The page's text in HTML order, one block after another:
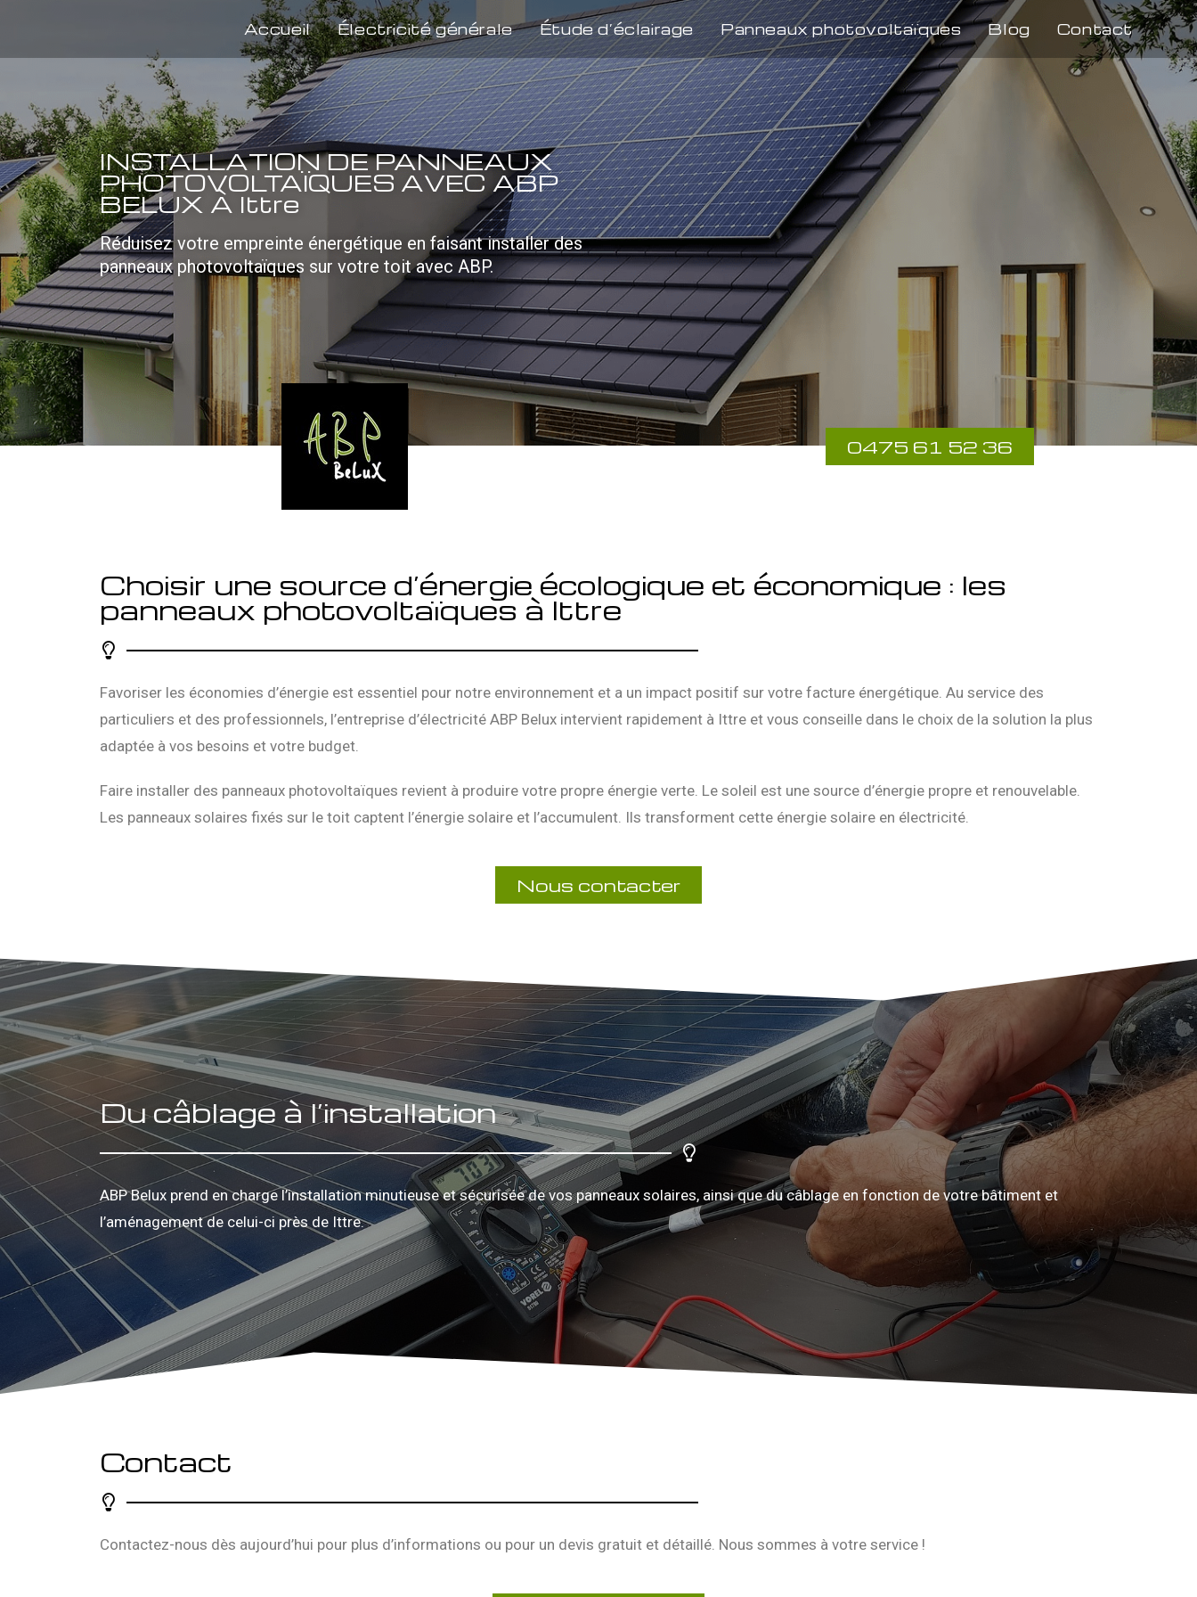
Accueil Électricité générale Étude d’éclairage Panneaux photovoltaïques Blog Contact
INSTALLATION DE PANNEAUX
PHOTOVOLTAÏQUES AVEC ABP
BELUX À Ittre
Réduisez votre empreinte énergétique en faisant installer des
panneaux photovoltaïques sur votre toit avec ABP.
0475 61 52 36
Choisir une source d’énergie écologique et économique : les
panneaux photovoltaïques à Ittre
Favoriser les économies d’énergie est essentiel pour notre environnement et a un impact positif sur votre facture énergétique. Au service des
particuliers et des professionnels, l’entreprise d’électricité ABP Belux intervient rapidement à Ittre et vous conseille dans le choix de la solution la plus
adaptée à vos besoins et votre budget.
Faire installer des panneaux photovoltaïques revient à produire votre propre énergie verte. Le soleil est une source d’énergie propre et renouvelable.
Les panneaux solaires fixés sur le toit captent l’énergie solaire et l’accumulent. Ils transforment cette énergie solaire en électricité.
Nous contacter
Du câblage à l’installation
ABP Belux prend en charge l’installation minutieuse et sécurisée de vos panneaux solaires, ainsi que du câblage en fonction de votre bâtiment et
l’aménagement de celui-ci près de Ittre.
Contact
Contactez-nous dès aujourd’hui pour plus d’informations ou pour un devis gratuit et détaillé. Nous sommes à votre service !